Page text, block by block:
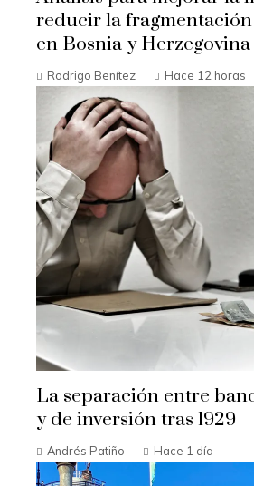
reducir la
en Bosnia y Herzegovina
Rodrigo Benítez Hace 12 horas
La separación entre
y de inversión tras 1929
Andrés Patiño Hace 1 día